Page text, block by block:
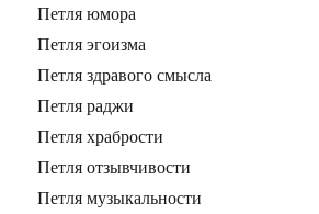
Петля юмора
Петля эгоизма
Петля здравого смысла
Петля раджи
Петля храбрости
Петля отзывчивости
Петля музыкальности